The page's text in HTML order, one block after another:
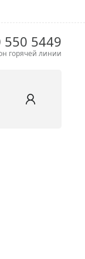
550 5449
горячей линии